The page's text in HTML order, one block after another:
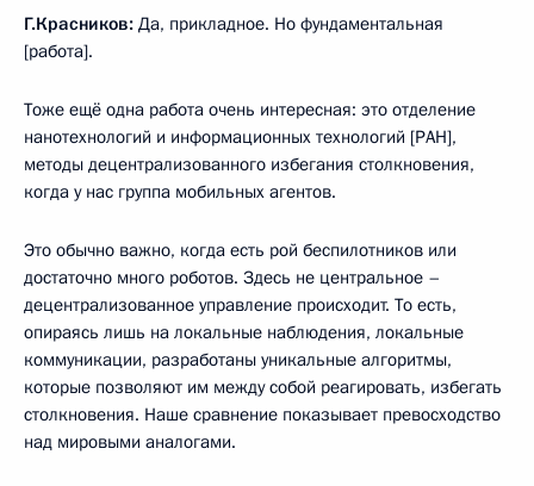
Г.Красников: Да, прикладное. Но фундаментальная
[работа].
Тоже ещё одна работа очень интересная: это отделение
нанотехнологий и информационных технологий [РАН],
методы децентрализованного избегания столкновения,
когда у нас группа мобильных агентов.
Это обычно важно, когда есть рой беспилотников или
достаточно много роботов. Здесь не центральное –
децентрализованное управление происходит. То есть,
опираясь лишь на локальные наблюдения, локальные
коммуникации, разработаны уникальные алгоритмы,
которые позволяют им между собой реагировать, избегать
столкновения. Наше сравнение показывает превосходство
над мировыми аналогами.